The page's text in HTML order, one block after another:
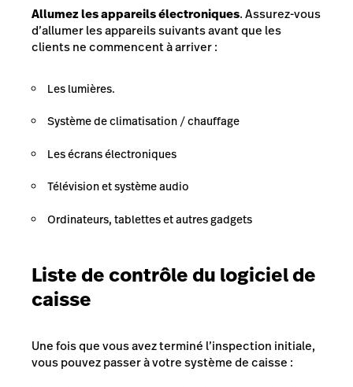
Allumez les appareils électroniques. Assurez-vous
d’allumer les appareils suivants avant que les
clients ne commencent à arriver :
Les lumières.
Système de climatisation / chauffage
Les écrans électroniques
Télévision et système audio
Ordinateurs, tablettes et autres gadgets
Liste de contrôle du logiciel de
caisse
Une fois que vous avez terminé l’inspection initiale,
vous pouvez passer à votre système de caisse :